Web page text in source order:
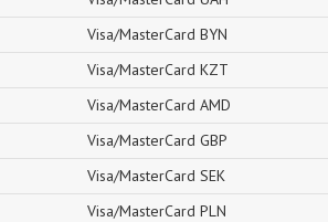
Visa/MasterCard BYN
Visa/MasterCard KZT
Visa/MasterCard AMD
Visa/MasterCard GBP
Visa/MasterCard SEK
Visa/MasterCard PLN